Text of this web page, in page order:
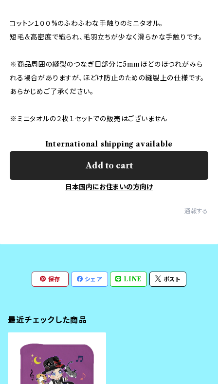
コットン１００%のふわふわな手触りのミニタオル。
短毛&高密度で織られ、毛羽立ちが少なく滑らかな手触りです。
※商品周囲の縫製のつなぎ目部分に5mmほどのほつれがみら
れる場合がありますが、ほどけ防止のための縫製上の仕様です。
あらかじめご了承ください。
※ミニタオルの２枚１セットでの販売はございません
International shipping available
Add to cart
日本国内にお住まいの方向け
通報する
保存 シェア LINE ポスト
最近チェックした商品